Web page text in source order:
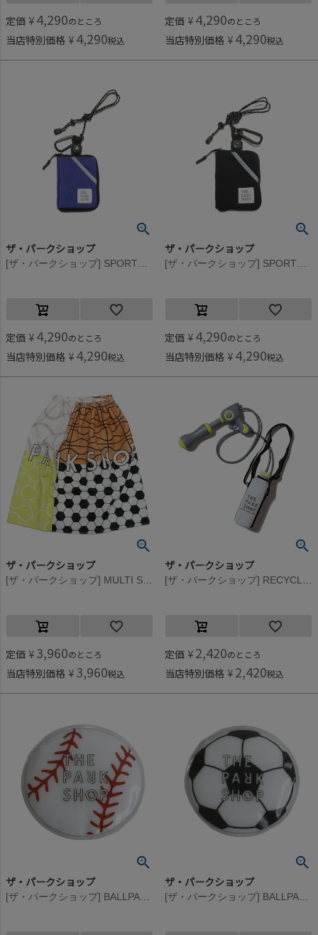
定価 ¥ 4,290のところ
当店特別価格 ¥ 4,290税込
定価 ¥ 4,290のところ
当店特別価格 ¥ 4,290税込
ザ・パークショップ
定価 ¥ 4,290のところ
当店特別価格 ¥ 4,290税込
ザ・パークショップ
定価 ¥ 4,290のところ
当店特別価格 ¥ 4,290税込
ザ・パークショップ
定価 ¥ 3,960のところ
当店特別価格 ¥ 3,960税込
ザ・パークショップ
定価 ¥ 2,420のところ
当店特別価格 ¥ 2,420税込
ザ・パークショップ ザ・パークショップ